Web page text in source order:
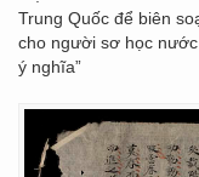
Trung Quốc để biên
cho người sơ học
ý nghĩa”